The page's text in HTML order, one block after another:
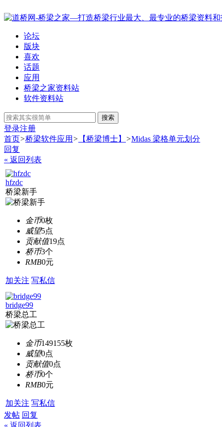
论坛
版块
喜欢
话题
应用
桥梁之家资料站
软件资料站
搜索
登录注册
首页>桥梁软件应用 > 【桥梁博士】 >Midas 梁格单元划分
回复
« 返回列表
hfzdc
桥梁新手
金币0枚
威望5点
贡献值19点
桥币3个
RMB0元
加关注 写私信
bridge99
桥梁总工
金币149155枚
威望0点
贡献值0点
桥币0个
RMB0元
加关注 写私信
发帖 回复
« 返回列表